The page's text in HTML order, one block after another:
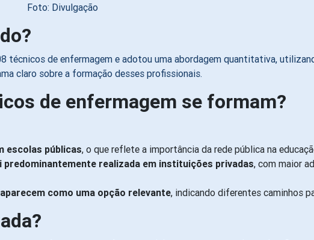
Foto: Divulgação
técnicos de enfermagem e adotou uma abordagem quantitativa,
claro sobre a formação desses profissionais.
de enfermagem se formam?
escolas públicas, o que reflete a importância da rede pública na
realizada em instituições privadas, com maior
como uma opção relevante, indicando diferentes caminhos